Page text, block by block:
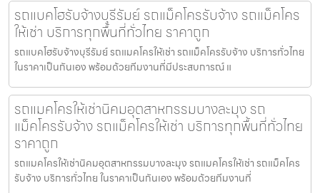
รถแบคโฮรับจ้างบุรีรัมย์ รถแม็คโครรับจ้าง รถแม็คโคร
ให้เช่า บริการทุกพื้นที่ทั่วไทย ราคาถูก
รถแบคโฮรับจ้างบุรีรัมย์ รถแมคโครให้เช่า รถแม็คโครรับจ้าง บริการทั่วไทย
ในราคาเป็นกันเอง พร้อมด้วยทีมงานที่มีประสบการณ์ แ
รถแมคโครให้เช่านิคมอุตสาหกรรมบางละมุง รถ
แม็คโครรับจ้าง รถแม็คโครให้เช่า บริการทุกพื้นที่ทั่วไทย
ราคาถูก
รถแมคโครให้เช่านิคมอุตสาหกรรมบางละมุง รถแมคโครให้เช่า รถแม็คโคร
รับจ้าง บริการทั่วไทย ในราคาเป็นกันเอง พร้อมด้วยทีมงานที่